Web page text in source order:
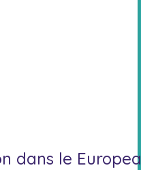
dans le